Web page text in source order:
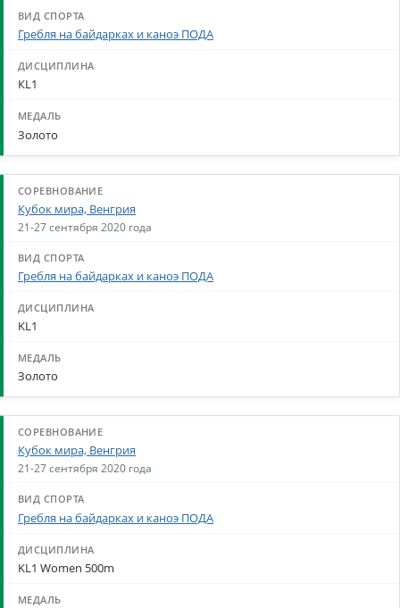
Гребля на байдарках и каноэ ПОДА
КL1
Золото
Кубок мира, Венгрия
21-27 сентября 2020 года
Гребля на байдарках и каноэ ПОДА
KL1
Золото
Кубок мира, Венгрия
21-27 сентября 2020 года
Гребля на байдарках и каноэ ПОДА
KL1 Women 500m